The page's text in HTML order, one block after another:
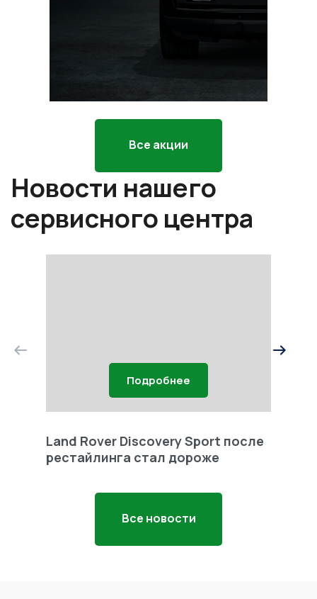
Все акции
Новости нашего
сервисного центра
Подробнее
Land Rover Discovery Sport после
рестайлинга стал дороже
Все новости